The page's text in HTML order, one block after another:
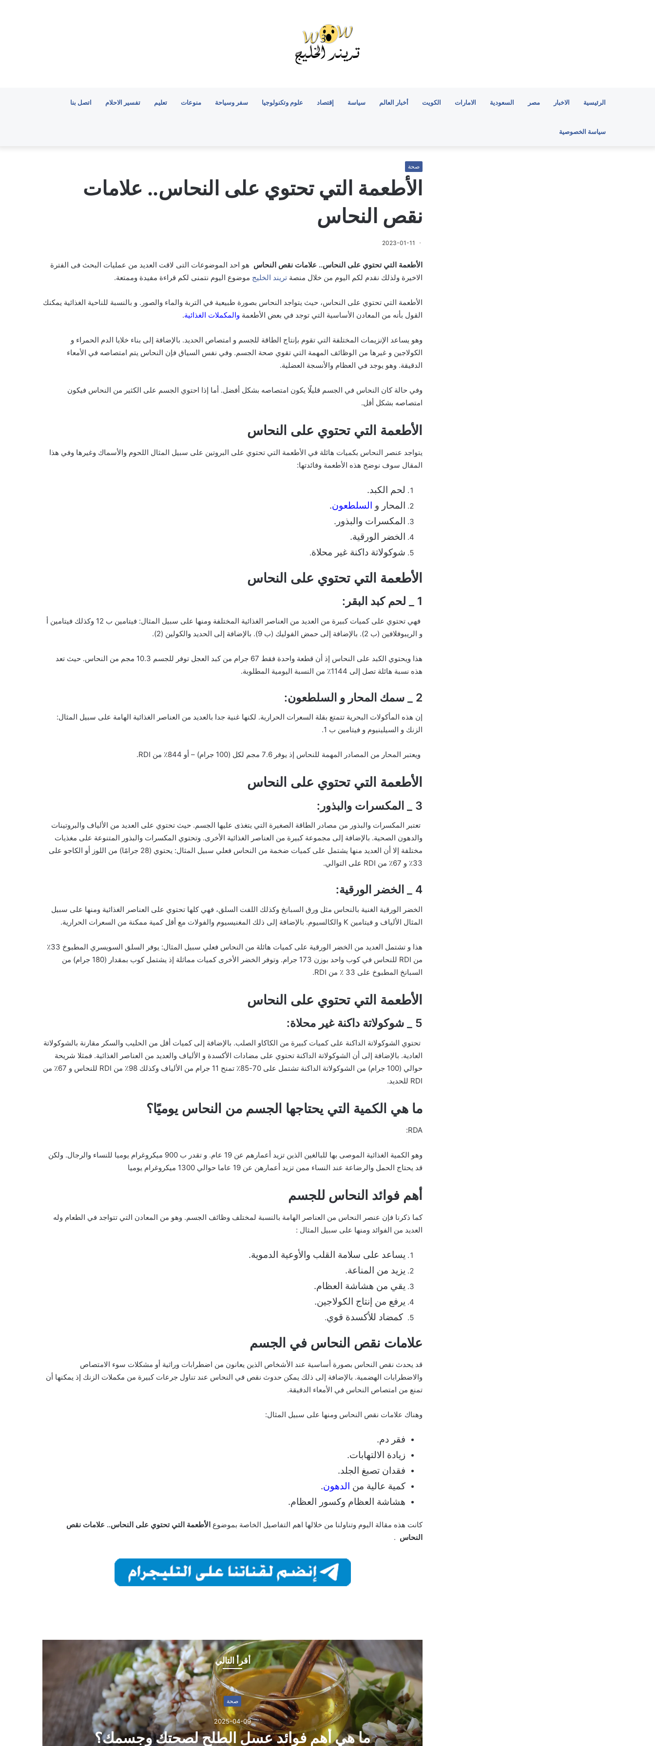
الرئيسية الاخبار مصر السعودية الامارات الكويت أخبار العالم سياسة إقتصاد علوم وتكنولوجيا سفر وسياحة منوعات تعليم تفسير الاحلام اتصل بنا
سياسة الخصوصية
صحة
الأطعمة التي تحتوي على النحاس.. علامات
نقص النحاس
2023-01-11
الأطعمة التي تحتوي على النحاس.. علامات نقص النحاس هو احد الموضوعات التى لاقت العديد من عمليات البحث فى الفترة
الاخيرة ولذلك نقدم لكم اليوم من خلال منصة تريند الخليج موضوع اليوم نتمنى لكم قراءة مفيدة وممتعة.
الأطعمة التي تحتوي على النحاس، حيث يتواجد النحاس بصورة طبيعية في التربة والماء والصور. و بالنسبة للناحية الغذائية يمكنك
القول بأنه من المعادن الأساسية التي توجد في بعض الأطعمة والمكملات الغذائية.
وهو يساعد الإنزيمات المختلفة التي تقوم بإنتاج الطاقة للجسم و امتصاص الحديد. بالإضافة إلى بناء خلايا الدم الحمراء و
الكولاجين و غيرها من الوظائف المهمة التي تقوي صحة الجسم. وفي نفس السياق فإن النحاس يتم امتصاصه في الأمعاء
الدقيقة. وهو يوجد في العظام والأنسجة العضلية.
وفي حالة كان النحاس في الجسم قليلًا يكون امتصاصه بشكل أفضل. أما إذا احتوي الجسم على الكثير من النحاس فيكون
امتصاصه بشكل أقل.
الأطعمة التي تحتوي على النحاس
يتواجد عنصر النحاس بكميات هائلة في الأطعمة التي تحتوي على البروتين على سبيل المثال اللحوم والأسماك وغيرها وفي هذا
المقال سوف نوضح هذه الأطعمة وفائدتها:
لحم الكبد.
المحار و السلطعون.
المكسرات والبذور.
الخضر الورقية.
شوكولاتة داكنة غير محلاة.
الأطعمة التي تحتوي على النحاس
1 _ لحم كبد البقر:
فهي تحتوي على كميات كبيرة من العديد من العناصر الغذائية المختلفة ومنها على سبيل المثال: فيتامين ب 12 وكذلك فيتامين أ
و الريبوفلافين (ب 2). بالإضافة إلى حمض الفوليك (ب 9).
بالإضافة إلى الحديد والكولين (2).
هذا ويحتوي الكبد على النحاس إذ أن قطعة واحدة فقط 67 جرام من كبد العجل توفر للجسم 10.3 مجم من النحاس. حيث تعد
هذه نسبة هائلة تصل إلى 1144٪ من النسبة اليومية المطلوبة.
2 _ سمك المحار و السلطعون:
إن هذه المأكولات البحرية تتمتع بقلة السعرات الحرارية. لكنها غنية جدا بالعديد من العناصر الغذائية الهامة على سبيل المثال:
الزنك و السيلينيوم و فيتامين ب 1.
ويعتبر المحار من المصادر المهمة للنحاس إذ يوفر 7.6 مجم لكل (100 جرام) – أو 844٪ من RDI.
الأطعمة التي تحتوي على النحاس
3 _ المكسرات والبذور:
تعتبر المكسرات والبذور من مصادر الطاقة الصغيرة التي يتغذى عليها الجسم. حيث تحتوي على العديد من الألياف والبروتينات
والدهون الصحية. بالإضافة إلى مجموعة كبيرة من العناصر الغذائية الأخرى. وتحتوي المكسرات والبذور المتنوعة على مغذيات
مختلفة إلا أن العديد منها يشتمل على كميات ضخمة من النحاس فعلي سبيل المثال: يحتوي (28 جرامًا) من اللوز أو الكاجو على
33٪ و 67٪ من RDI على التوالي.
4 _ الخضر الورقية:
الخضر الورقية الغنية بالنحاس مثل ورق السبانخ وكذلك اللفت السلق، فهي كلها تحتوي على العناصر الغذائية ومنها على سبيل
المثال الألياف و فيتامين K والكالسيوم.
بالإضافة إلى ذلك المغنيسيوم والفولات مع أقل كمية ممكنة من السعرات الحرارية.
هذا و تشتمل العديد من الخضر الورقية على كميات هائلة من النحاس فعلي سبيل المثال: يوفر السلق السويسري المطبوخ 33٪
من RDI للنحاس في كوب واحد بوزن 173 جرام.
وتوفر الخضر الأخرى كميات مماثلة إذ يشتمل كوب بمقدار (180 جرام) من
السبانخ المطبوخ على 33 ٪ من RDI.
الأطعمة التي تحتوي على النحاس
5 _ شوكولاتة داكنة غير محلاة:
تحتوي الشوكولاتة الداكنة على كميات كبيرة من الكاكاو الصلب. بالإضافة إلى كميات أقل من الحليب والسكر مقارنة بالشوكولاتة
العادية. بالإضافة إلى أن الشوكولاتة الداكنة تحتوي على مضادات الأكسدة و الألياف والعديد من العناصر الغذائية. فمثلا شريحة
حوالي (100 جرام) من الشوكولاتة الداكنة تشتمل على 70-85٪ تمنح 11 جرام من الألياف وكذلك 98٪ من RDI للنحاس و 67٪ من
RDI للحديد.
ما هي الكمية التي يحتاجها الجسم من النحاس يوميًا؟
RDA:
وهو الكمية الغذائية الموصى بها للبالغين الذين تزيد أعمارهم عن 19 عام.
و تقدر ب 900 ميكروغرام يوميا للنساء والرجال. ولكن
قد يحتاج الحمل والرضاعة عند النساء ممن تزيد أعمارهن عن 19 عاما حوالي 1300 ميكروغرام يوميا
أهم فوائد النحاس للجسم
كما ذكرنا فإن عنصر النحاس من العناصر الهامة بالنسبة لمختلف وظائف الجسم. وهو من المعادن التي تتواجد في الطعام وله
العديد من الفوائد ومنها على سبيل المثال :
يساعد على سلامة القلب والأوعية الدموية.
يزيد من المناعة.
يقي من هشاشة العظام.
يرفع من إنتاج الكولاجين.
كمضاد للأكسدة قوي.
علامات نقص النحاس في الجسم
قد يحدث نقص النحاس بصورة أساسية عند الأشخاص الذين يعانون من اضطرابات وراثية أو مشكلات سوء الامتصاص
والاضطرابات الهضمية. بالإضافة إلى ذلك يمكن حدوث نقص في النحاس عند تناول جرعات كبيرة من مكملات الزنك إذ يمكنها أن
تمنع من امتصاص النحاس في الأمعاء الدقيقة.
وهناك علامات نقص النحاس ومنها على سبيل المثال:
فقر دم.
زيادة الالتهابات.
فقدان تصبغ الجلد.
كمية عالية من الدهون.
هشاشة العظام وكسور العظام.
كانت هذه مقالة اليوم وتناولنا من خلالها اهم التفاصيل الخاصة بموضوع الأطعمة التي تحتوي على النحاس.. علامات نقص
النحاس .
أقرأ التالي
صحة
2025-04-09
ما هي أهم فوائد عسل الطلح لصحتك وجسمك؟